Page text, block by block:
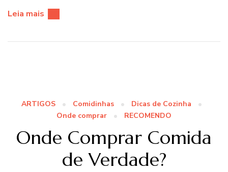
Leia mais
ARTIGOS Comidinhas
Dicas de Cozinha
Onde comprar
RECOMENDO
Onde Comprar Comida
de Verdade?